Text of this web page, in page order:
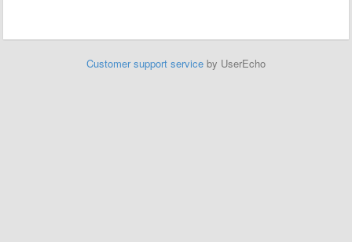
Customer support service by UserEcho